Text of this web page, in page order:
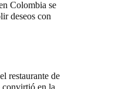
Colombia se
deseos con
restaurante de
en la